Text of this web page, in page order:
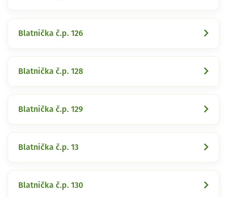
Blatnička č.p. 126
Blatnička č.p. 128
Blatnička č.p. 129
Blatnička č.p. 13
Blatnička č.p. 130